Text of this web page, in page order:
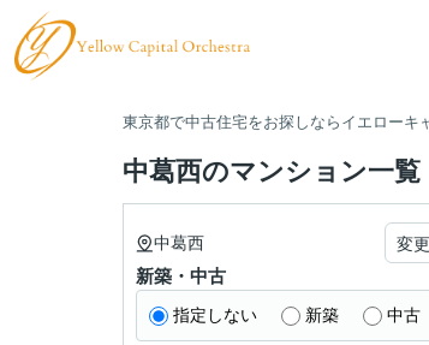
東京都で中古住宅をお探しならイエローキ
中葛西のマンション一覧
中葛西 変更
新築・中古
指定しない 新築 中古